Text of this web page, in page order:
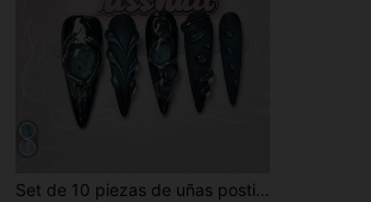
Set de 10 piezas de uñas postizas de arte de uñas azul premium hechas a mano, estilo Y2K, uñas postizas hechas a mano, uñas postizas vintage, uñas postizas adhesivas, set de arte de uñas, arte de uñas, uñas, arte de uñas de verano, uñas postizas hechas a mano, adecuadas para fiestas o ocasiones cotidianas.